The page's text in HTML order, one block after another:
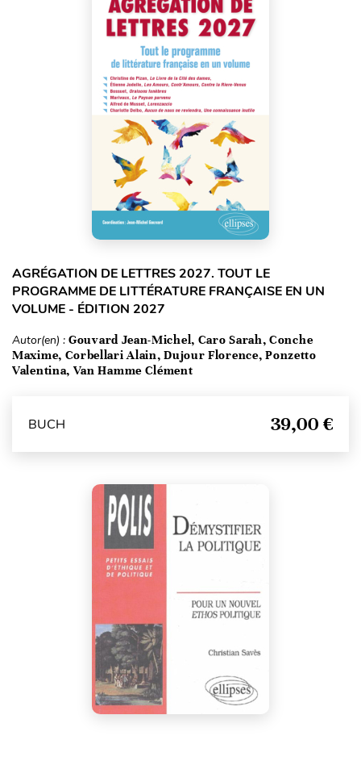
AGRÉGATION DE LETTRES 2027. TOUT LE
PROGRAMME DE LITTÉRATURE FRANÇAISE EN UN
VOLUME - ÉDITION 2027
Autor(en) : Gouvard Jean-Michel, Caro Sarah, Conche
Maxime, Corbellari Alain, Dujour Florence, Ponzetto
Valentina, Van Hamme Clément
BUCH 39,00 €